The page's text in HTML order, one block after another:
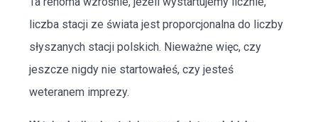
liczba stacji ze świata jest proporcjonalna do liczby
słyszanych stacji polskich. Nieważne więc, czy
jeszcze nigdy nie startowałeś, czy jesteś
weteranem imprezy.